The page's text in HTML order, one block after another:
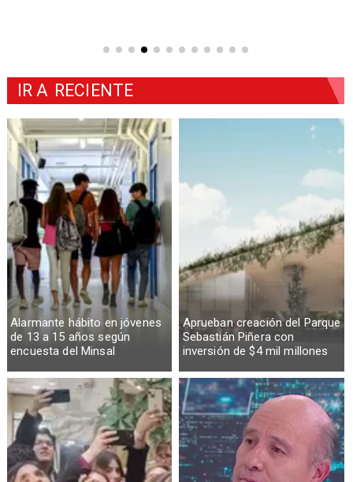
Alarmante hábito en jóvenes
de 13 a 15 años según
encuesta del Minsal
Aprueban creación del Parque
Sebastián Piñera con
inversión de $4 mil millones
IR A RECIENTE